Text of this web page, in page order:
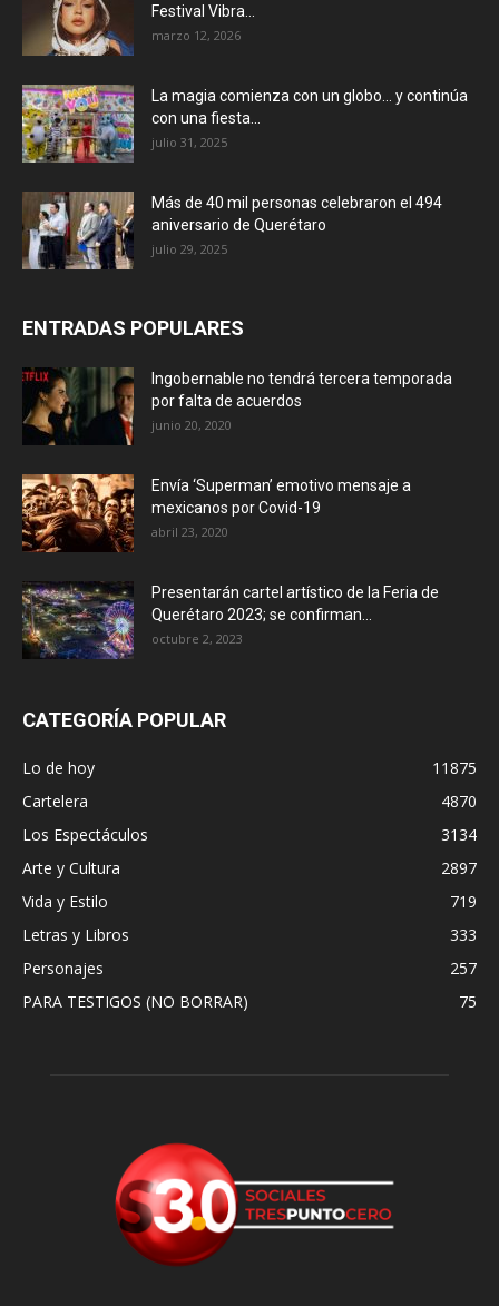
Festival Vibra...
marzo 12, 2026
La magia comienza con un globo… y continúa
con una fiesta...
julio 31, 2025
Más de 40 mil personas celebraron el 494
aniversario de Querétaro
julio 29, 2025
ENTRADAS POPULARES
Ingobernable no tendrá tercera temporada
por falta de acuerdos
junio 20, 2020
Envía ‘Superman’ emotivo mensaje a
mexicanos por Covid-19
abril 23, 2020
Presentarán cartel artístico de la Feria de
Querétaro 2023; se confirman...
octubre 2, 2023
CATEGORÍA POPULAR
Lo de hoy
11875
Cartelera
4870
Los Espectáculos
3134
Arte y Cultura
2897
Vida y Estilo
719
Letras y Libros
333
Personajes
257
PARA TESTIGOS (NO BORRAR)
75